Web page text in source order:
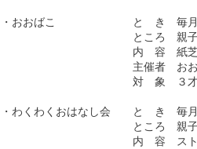
・おおばこ　　　　　　　と　き　毎
ところ　親子読書
内　容　紙芝居、絵本の
主催者　おおば
対　象　３才から小
・わくわくおはなし会　　と　き　毎
ところ　親子読書
内　容　ストーリーテリ